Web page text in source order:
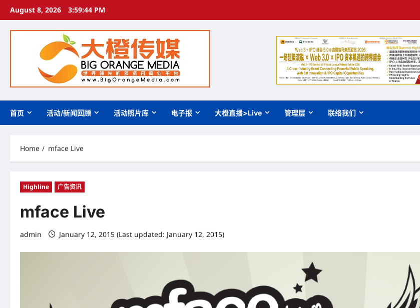
Skip
content
August 8, 2026 3:59:45 PM
首页 活动/新闻回顾 活动照片库 电子报 大橙直播>Live 管理层 联络我们
Home mface Live
Highline 广告资讯
mface Live
admin January 12, 2015 (Last updated: January 12, 2015)